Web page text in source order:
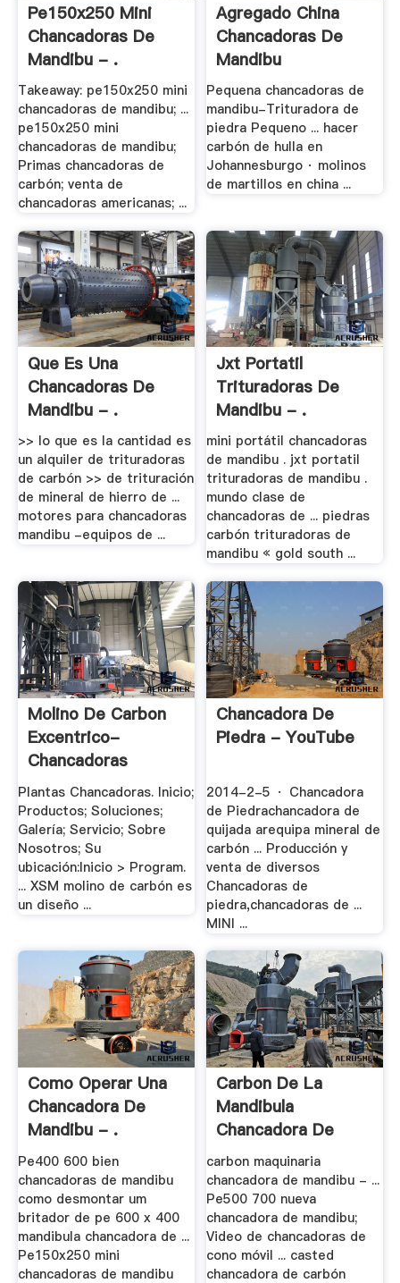
Pe150x250 Mini
Chancadoras De
Mandibu - .
Takeaway: pe150x250 mini
chancadoras de mandibu; ...
pe150x250 mini
chancadoras de mandibu;
Primas chancadoras de
carbón; venta de
chancadoras americanas; ...
Agregado China
Chancadoras De
Mandibu
Pequena chancadoras de
mandibu-Trituradora de
piedra Pequeno ... hacer
carbón de hulla en
Johannesburgo · molinos
de martillos en china ...
Que Es Una
Chancadoras De
Mandibu - .
>> lo que es la cantidad es
un alquiler de trituradoras
de carbón >> de trituración
de mineral de hierro de ...
motores para chancadoras
mandibu -equipos de ...
Jxt Portatil
Trituradoras De
Mandibu - .
mini portátil chancadoras
de mandibu . jxt portatil
trituradoras de mandibu .
mundo clase de
chancadoras de ... piedras
carbón trituradoras de
mandibu « gold south ...
Molino De Carbon
Excentrico-
Chancadoras
Plantas Chancadoras. Inicio;
Productos; Soluciones;
Galería; Servicio; Sobre
Nosotros; Su
ubicación:Inicio > Program.
... XSM molino de carbón es
un diseño ...
Chancadora De
Piedra - YouTube
2014-2-5 · Chancadora
de Piedrachancadora de
quijada arequipa mineral de
carbón ... Producción y
venta de diversos
Chancadoras de
piedra,chancadoras de ...
MINI ...
Como Operar Una
Chancadora De
Mandibu - .
Pe400 600 bien
chancadoras de mandibu
como desmontar um
britador de pe 600 x 400
mandibula chancadora de ...
Pe150x250 mini
chancadoras de mandibu
Carbon De La
Mandibula
Chancadora De
Precio
carbon maquinaria
chancadora de mandibu - ...
Pe500 700 nueva
chancadora de mandibu;
Video de chancadoras de
cono móvil ... casted
chancadora de carbón